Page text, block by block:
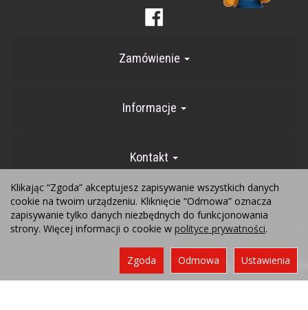
Zamówienie
Informacje
Kontakt
Kontakt
Sklep internetowy SOTE
Klikając “Zgoda” akceptujesz zapisywanie wszystkich danych
cookie na twoim urządzeniu. Kliknięcie “Odmowa” oznacza
zapisywanie tylko danych niezbędnych do funkcjonowania
strony. Więcej informacji o cookie w polityce prywatności.
Ustawienia
Odmowa
Zgoda